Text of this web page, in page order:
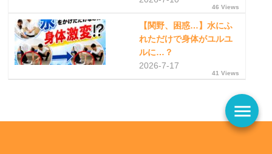
46 Views
【関野、困惑…】水にふ
れただけで身体がユルユ
ルに…？
2026-7-17
41 Views
menu